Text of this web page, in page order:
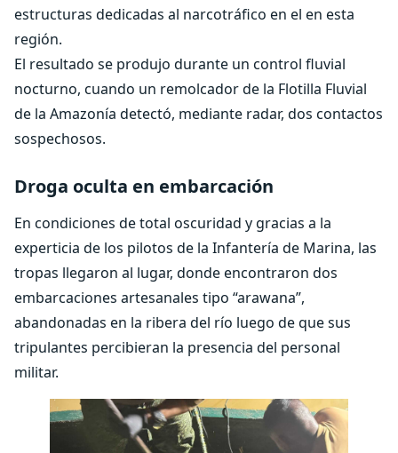
estructuras dedicadas al narcotráfico en el en esta
región.
El resultado se produjo durante un control fluvial
nocturno, cuando un remolcador de la Flotilla Fluvial
de la Amazonía detectó, mediante radar, dos contactos
sospechosos.
Droga oculta en embarcación
En condiciones de total oscuridad y gracias a la
experticia de los pilotos de la Infantería de Marina, las
tropas llegaron al lugar, donde encontraron dos
embarcaciones artesanales tipo “arawana”,
abandonadas en la ribera del río luego de que sus
tripulantes percibieran la presencia del personal
militar.